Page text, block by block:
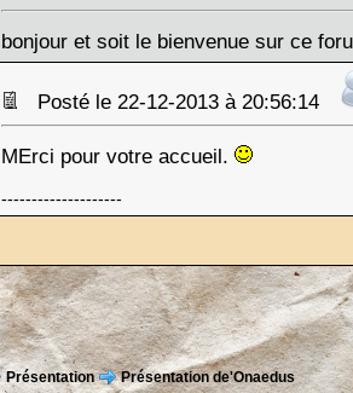
bonjour et soit le bienvenue sur ce
Posté le 22-12-2013 à 20:56:14
MErci pour votre accueil.
--------------------
Présentation Présentation de'Onaedus